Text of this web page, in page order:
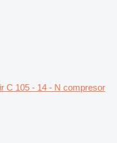
C 105 - 14 - N compresor